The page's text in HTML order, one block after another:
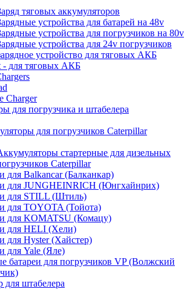
тяговых аккумуляторов
устройства для батарей на 48v
устройства для погрузчиков на 80v
устройства для 24v погрузчиков
устройство для тяговых АКБ
- для тяговых АКБ
Charger
для погрузчика и штабелера
для погрузчиков Caterpillar
стартерные для дизельных
Caterpillar
для Balkancar (Балканкар)
для JUNGHEINRICH (Юнгхайнрих)
для STILL (Штиль)
для TOYOTA (Тойота)
для KOMATSU (Комацу)
для HELI (Хели)
для Hyster (Хайстер)
для Yale (Яле)
батареи для погрузчиков VP (Волжский
для штабелера